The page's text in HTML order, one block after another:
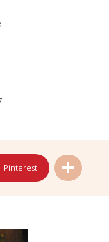
Pinterest